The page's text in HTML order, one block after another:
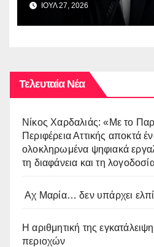
ΙΟΥΛ 27, 2026
Τελευταία Νέα
Νίκος Χαρδαλιάς: «Με το
Περιφέρεια Αττικής αποκτά
ολοκληρωμένα ψηφιακά
τη διαφάνεια και τη
Αχ Μαρία… δεν υπάρχει
Η αριθμητική της
περιοχών